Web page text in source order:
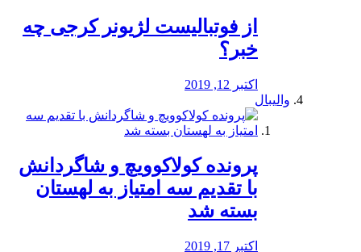
از فوتبالیست لژیونر کرجی چه
خبر؟
اکتبر 12, 2019
والیبال
پرونده کولاکوویچ و شاگردانش
با تقدیم سه امتیاز به لهستان
بسته شد
اکتبر 17, 2019